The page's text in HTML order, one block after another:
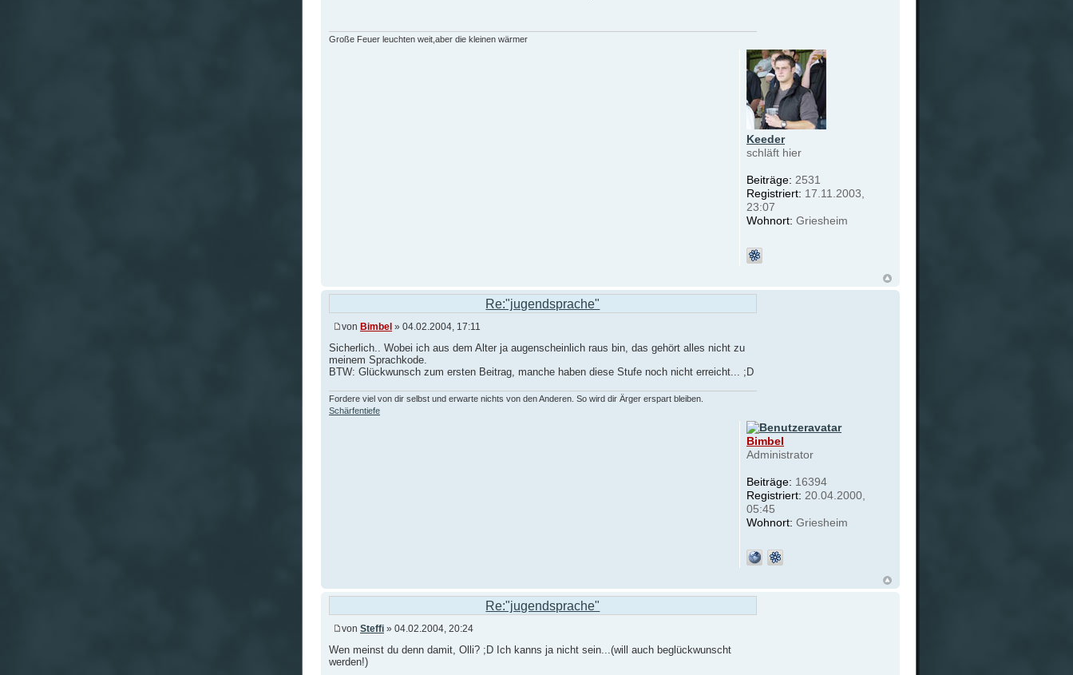
Große Feuer leuchten weit,aber die kleinen wärmer
Keeder
schläft hier
Beiträge: 2531
Registriert: 17.11.2003,
23:07
Wohnort: Griesheim
Re:"jugendsprache"
von Bimbel » 04.02.2004, 17:11
Sicherlich.. Wobei ich aus dem Alter ja augenscheinlich raus bin, das gehört alles nicht zu
meinem Sprachkode.
BTW: Glückwunsch zum ersten Beitrag, manche haben diese Stufe noch nicht erreicht... ;D
Fordere viel von dir selbst und erwarte nichts von den Anderen. So wird dir Ärger erspart bleiben.
Schärfentiefe
Bimbel
Administrator
Beiträge: 16394
Registriert: 20.04.2000,
05:45
Wohnort: Griesheim
Re:"jugendsprache"
von Steffi » 04.02.2004, 20:24
Wen meinst du denn damit, Olli? ;D Ich kanns ja nicht sein...(will auch beglückwunscht
werden!)